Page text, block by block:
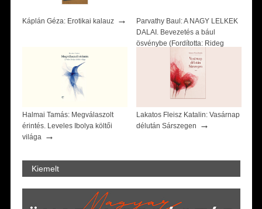
Káplán Géza: Erotikai kalauz→
Parvathy Baul: A NAGY LELKEK
DALAI. Bevezetés a bául
ösvénybe (Fordította: Rideg
Halmai Tamás: Megválaszolt
érintés. Leveles Ibolya költői
világa→
Lakatos Fleisz Katalin: Vasárnap
délután Sárszegen
→
Kiemelt